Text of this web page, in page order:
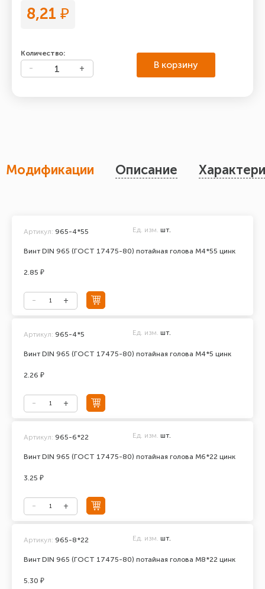
8,21 ₽
Количество:
В корзину
Модификации Описание
Винт DIN 965 (ГОСТ 17475-80) потайная голова М4*55 цинк
Артикул: 965-4*55 Ед. изм. шт.
2.85 ₽
Винт DIN 965 (ГОСТ 17475-80) потайная голова М4*5 цинк
Артикул: 965-4*5 Ед. изм. шт.
2.26 ₽
Винт DIN 965 (ГОСТ 17475-80) потайная голова М6*22 цинк
Артикул: 965-6*22 Ед. изм. шт.
3.25 ₽
Винт DIN 965 (ГОСТ 17475-80) потайная голова М8*22 цинк
Артикул: 965-8*22 Ед. изм. шт.
5.30 ₽